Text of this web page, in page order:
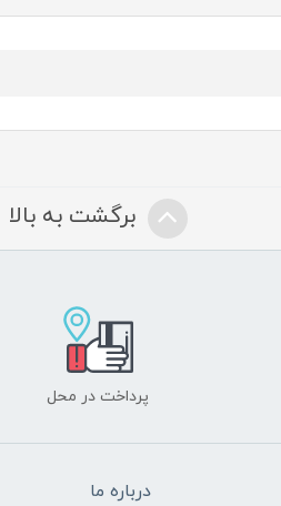
برگشت به بالا
پرداخت در محل
درباره ما